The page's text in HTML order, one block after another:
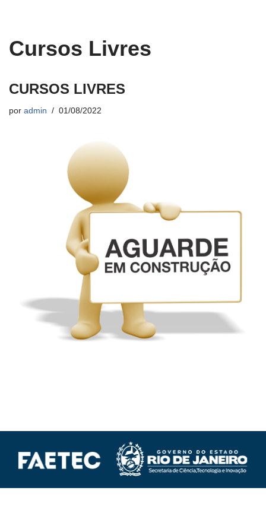
Cursos Livres
CURSOS LIVRES
por admin 01/08/2022